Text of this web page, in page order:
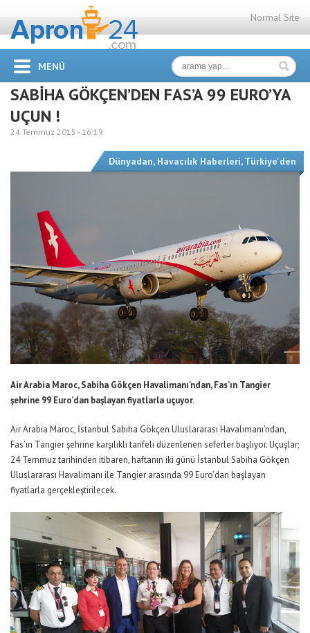
Normal Site
MENÜ
SABİHA GÖKÇEN’DEN FAS’A 99 EURO’YA
UÇUN !
24 Temmuz 2015 - 16:19
Dünyadan, Havacılık Haberleri,Türkiye'den
Air Arabia Maroc, Sabiha Gökçen Havalimanı’ndan, Fas’ın Tangier
şehrine 99 Euro’dan başlayan fiyatlarla uçuyor.
Air Arabia Maroc, İstanbul Sabiha Gökçen Uluslararası Havalimanı’ndan,
Fas’ın Tangier şehrine karşılıklı tarifeli düzenlenen seferler başlıyor. Uçuşlar;
24 Temmuz tarihinden itibaren, haftanın iki günü İstanbul Sabiha Gökçen
Uluslararası Havalimanı ile Tangier arasında 99 Euro’dan başlayan
fiyatlarla gerçekleştirilecek.